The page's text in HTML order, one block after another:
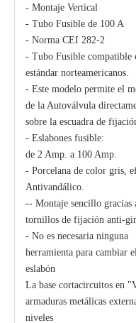
- Montaje Vertical
- Tubo Fusible de 100 A
- Norma CEI 282-2
- Tubo Fusible compatible
estándar norteamericanos.
- Este modelo permite el
de la Autoválvula
sobre la escuadra de
- Eslabones fusible:
de 2 Amp. a 100 Amp.
- Porcelana de color gris,
Antivandálico.
-- Montaje sencillo gracias
tornillos de fijación anti-
- No es necesaria ninguna
herramienta para cambiar el
eslabón
La base cortacircuitos en
armaduras metálicas
niveles